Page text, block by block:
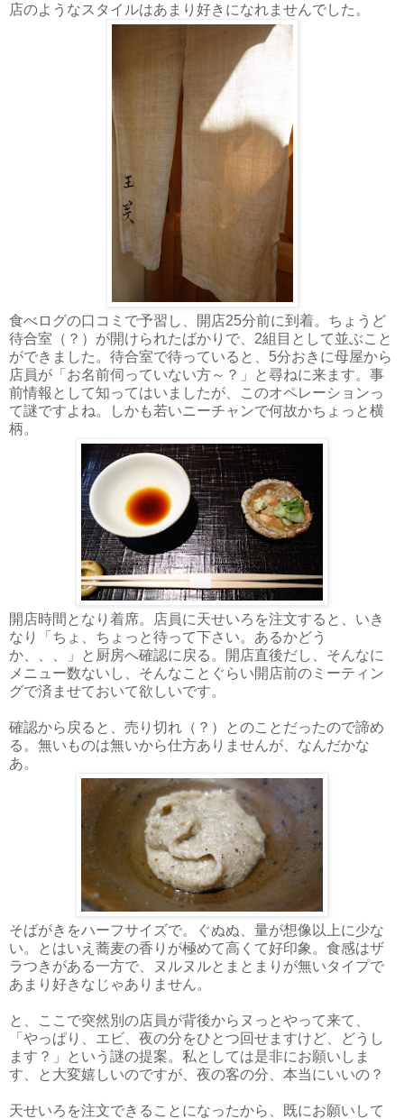
店のようなスタイルはあまり好きになれませんでした。
食べログの口コミで予習し、開店25分前に到着。ちょうど
待合室（？）が開けられたばかりで、2組目として並ぶこと
ができました。待合室で待っていると、5分おきに母屋から
店員が「お名前伺っていない方～？」と尋ねに来ます。事
前情報として知ってはいましたが、このオペレーションっ
て謎ですよね。しかも若いニーチャンで何故かちょっと横
柄。
開店時間となり着席。店員に天せいろを注文すると、いき
なり「ちょ、ちょっと待って下さい。あるかどう
か、、、」と厨房へ確認に戻る。開店直後だし、そんなに
メニュー数ないし、そんなことぐらい開店前のミーティン
グで済ませておいて欲しいです。
確認から戻ると、売り切れ（？）とのことだったので諦め
る。無いものは無いから仕方ありませんが、なんだかな
あ。
そばがきをハーフサイズで。ぐぬぬ、量が想像以上に少な
い。とはいえ蕎麦の香りが極めて高くて好印象。食感はザ
ラつきがある一方で、ヌルヌルとまとまりが無いタイプで
あまり好きなじゃありません。
と、ここで突然別の店員が背後からヌっとやって来て、
「やっぱり、エビ、夜の分をひとつ回せますけど、どうし
ます？」という謎の提案。私としては是非にお願いしま
す、と大変嬉しいのですが、夜の客の分、本当にいいの？
天せいろを注文できることになったから、既にお願いして